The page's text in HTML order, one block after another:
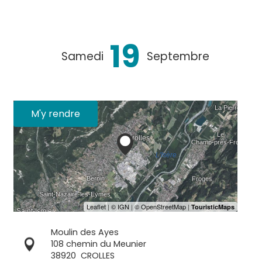
Samedi 19 Septembre
M'y rendre
Moulin des Ayes
108 chemin du Meunier
38920 CROLLES